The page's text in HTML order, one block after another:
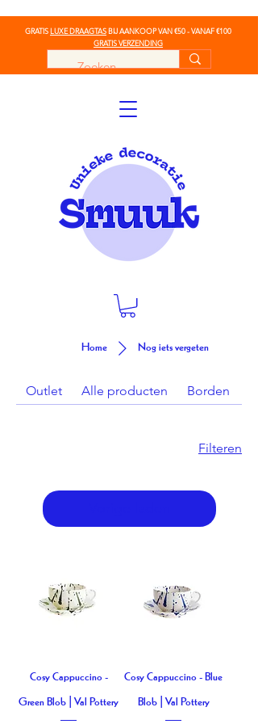
GRATISLUXE DRAAGTASBIJ AANKOOP VAN €50 - VANAF €100
GRATIS VERZENDING
Home Nog iets vergeten
Outlet Alle producten Borden
Filteren
Cosy Cappuccino -
Green Blob | Val Pottery
Cosy Cappuccino - Blue
Blob | Val Pottery